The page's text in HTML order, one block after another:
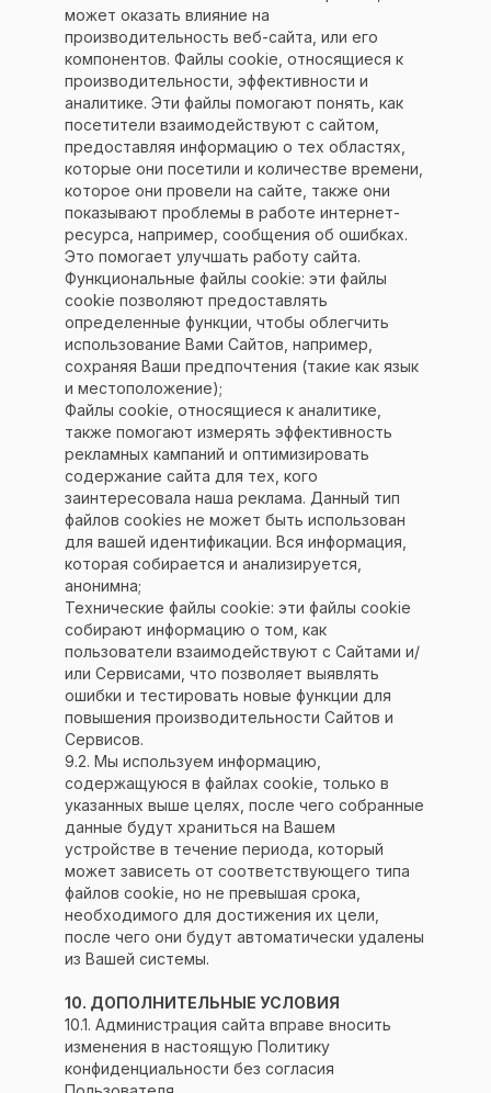
может оказать влияние на
производительность веб-сайта, или его
компонентов. Файлы cookie, относящиеся к
производительности, эффективности и
аналитике. Эти файлы помогают понять, как
посетители взаимодействуют с сайтом,
предоставляя информацию о тех областях,
которые они посетили и количестве времени,
которое они провели на сайте, также они
показывают проблемы в работе интернет-
ресурса, например, сообщения об ошибках.
Это помогает улучшать работу сайта.
Функциональные файлы cookie: эти файлы
cookie позволяют предоставлять
определенные функции, чтобы облегчить
использование Вами Сайтов, например,
сохраняя Ваши предпочтения (такие как язык
и местоположение);
Файлы cookie, относящиеся к аналитике,
также помогают измерять эффективность
рекламных кампаний и оптимизировать
содержание сайта для тех, кого
заинтересовала наша реклама. Данный тип
файлов cookies не может быть использован
для вашей идентификации. Вся информация,
которая собирается и анализируется,
анонимна;
Технические файлы cookie: эти файлы cookie
собирают информацию о том, как
пользователи взаимодействуют с Сайтами и/
или Сервисами, что позволяет выявлять
ошибки и тестировать новые функции для
повышения производительности Сайтов и
Сервисов.
9.2. Мы используем информацию,
содержащуюся в файлах cookie, только в
указанных выше целях, после чего собранные
данные будут храниться на Вашем
устройстве в течение периода, который
может зависеть от соответствующего типа
файлов cookie, но не превышая срока,
необходимого для достижения их цели,
после чего они будут автоматически удалены
из Вашей системы.
10. ДОПОЛНИТЕЛЬНЫЕ УСЛОВИЯ
10.1. Администрация сайта вправе вносить
изменения в настоящую Политику
конфиденциальности без согласия
Платежные системы
Cоцсети:
О компании
Вконтакте
Услуги
Магазин
Портфолио
Telegram
Блог
Одноклассники
Разработка и продвижение сайта
IT-компания «Optima-Promo™»